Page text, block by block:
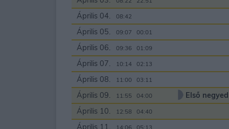
Április 04. 08:42
Április 05. 09:07 00:01
Április 06. 09:36 01:09
Április 07. 10:14 02:13
Április 08. 11:00 03:11
Április 09. 11:55 04:00
Első negyed
Április 10.
12:58 04:40
Április 11. 14:06 05:13